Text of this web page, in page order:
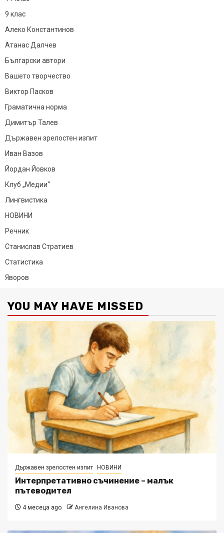
9 клас
Алеко Константинов
Атанас Далчев
Български автори
Вашето творчество
Виктор Пасков
Граматична норма
Димитър Талев
Държавен зрелостен изпит
Иван Вазов
Йордан Йовков
Клуб „Медии“
Лингвистика
НОВИНИ
Речник
Станислав Стратиев
Статистика
Яворов
YOU MAY HAVE MISSED
Държавен зрелостен изпит НОВИНИ
Интерпретативно съчинение – малък
пътеводител
4 месеца ago Ангелина Иванова